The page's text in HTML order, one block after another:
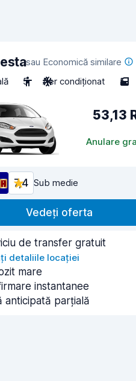
sau Economică similare
5 Aer condiționat 5
53,13
Anulare
7,4 Sub medie
Vedeți oferta
de transfer gratuit
detaliile locației
mare
instantanee
anticipată parțială